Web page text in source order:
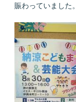
賑わっていました。